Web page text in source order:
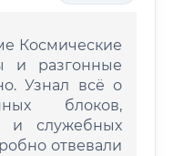
Космические
и разгонные
Узнал всё о
блоков,
и служебных
отвевали